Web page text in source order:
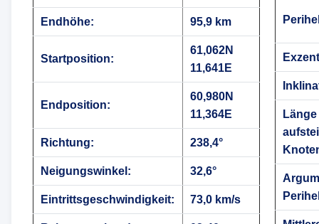
Endhöhe: 95,9 km
Startposition:
61,062N
11,641E
Endposition:
60,980N
11,364E
Richtung: 238,4°
Neigungswinkel: 32,6°
Eintrittsgeschwindigkeit: 73,0 km/s